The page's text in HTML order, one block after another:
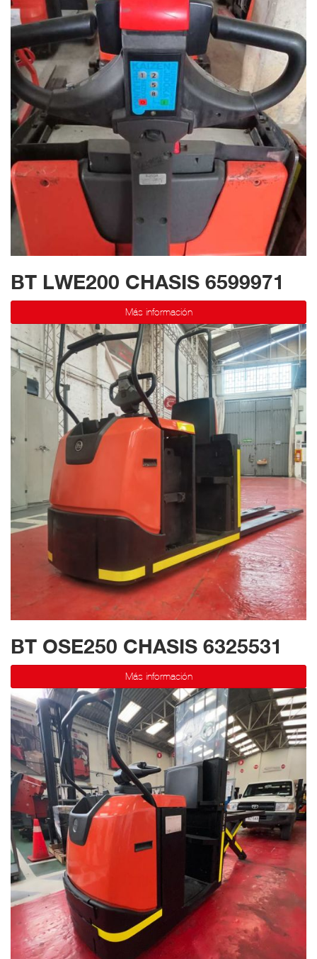
BT LWE200 CHASIS 6599971
Más información
BT OSE250 CHASIS 6325531
Más información